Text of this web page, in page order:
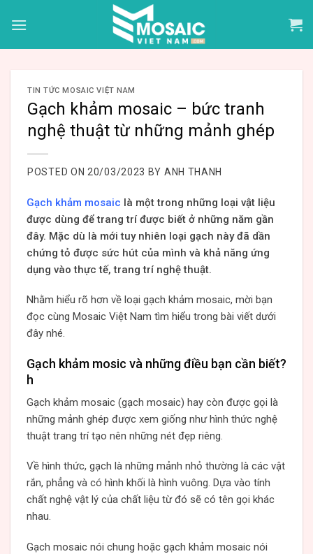
TIN TỨC MOSAIC VIỆT NAM
Gạch khảm mosaic – bức tranh
nghệ thuật từ những mảnh ghép
POSTED ON 20/03/2023 BY ANH THANH
Gạch khảm mosaic là một trong những loại vật liệu
được dùng để trang trí được biết ở những năm gần
đây. Mặc dù là mới tuy nhiên loại gạch này đã dần
chứng tỏ được sức hút của mình và khả năng ứng
dụng vào thực tế, trang trí nghệ thuật.
Nhằm hiểu rõ hơn về loại gạch khảm mosaic, mời bạn
đọc cùng Mosaic Việt Nam tìm hiểu trong bài viết dưới
đây nhé.
Gạch khảm mosic và những điều bạn cần biết?
h
Gạch khảm mosaic (gạch mosaic) hay còn được gọi là
những mảnh ghép được xem giống như hình thức nghệ
thuật trang trí tạo nên những nét đẹp riêng.
Về hình thức, gạch là những mảnh nhỏ thường là các vật
rắn, phẳng và có hình khối là hình vuông. Dựa vào tính
chất nghệ vật lý của chất liệu từ đó sẽ có tên gọi khác
nhau.
Gạch mosaic nói chung hoặc gạch khảm mosaic nói